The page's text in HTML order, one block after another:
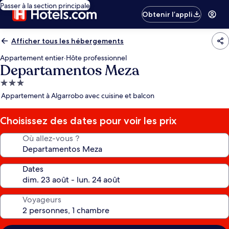
Passer à la section principale
Obtenir l’appli
Afficher tous les hébergements
Appartement entier·Hôte professionnel
Departamentos Meza
Hébergement
3.0 étoiles
Appartement à Algarrobo avec cuisine et balcon
Choisissez des dates pour voir les prix
Où allez-vous ?
Dates
Voyageurs